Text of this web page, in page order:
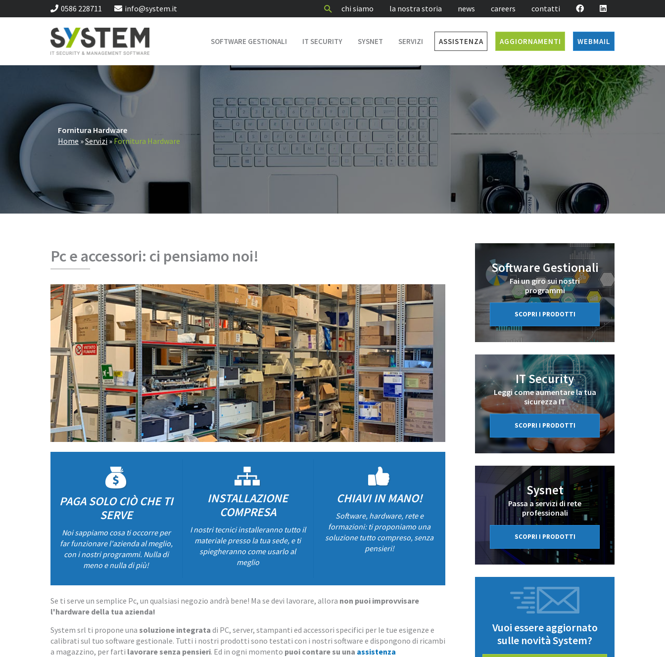
al
0586 228711 info@system.it Cercachi siamo la nostra storia news careers contatti
SOFTWARE GESTIONALI IT SECURITY SYSNET SERVIZI ASSISTENZA AGGIORNAMENTI WEBMAIL
Fornitura Hardware
Home »Servizi »Fornitura Hardware
Pc e accessori: ci pensiamo noi!
PAGA SOLO CIÒ CHE TI
SERVE
Noi sappiamo cosa ti occorre per
far funzionare l'azienda al meglio,
con i nostri programmi. Nulla di
meno e nulla di più!
INSTALLAZIONE
COMPRESA
I nostri tecnici installeranno tutto il
materiale presso la tua sede, e ti
spiegheranno come usarlo al
meglio
CHIAVI IN MANO!
Software, hardware, rete e
formazioni: ti proponiamo una
soluzione tutto compreso, senza
pensieri!
Se ti serve un semplice Pc, un qualsiasi negozio andrà bene! Ma se devi lavorare, allora non puoi improvvisare
l'hardware della tua azienda!
System srl ti propone una soluzione integrata di PC, server, stampanti ed accessori specifici per le tue esigenze e
calibrati sul tuo software gestionale. Tutti i nostri prodotti sono testati con i nostri software e dispongono di ricambi
a magazzino, per farti lavorare senza pensieri. Ed in ogni momento puoi contare su una assistenza
Software Gestionali
Fai un giro sui nostri
programmi
SCOPRI I PRODOTTI
IT Security
Leggi come aumentare la tua
sicurezza IT
SCOPRI I PRODOTTI
Sysnet
Passa a servizi di rete
professionali
SCOPRI I PRODOTTI
Vuoi essere aggiornato
sulle novità System?